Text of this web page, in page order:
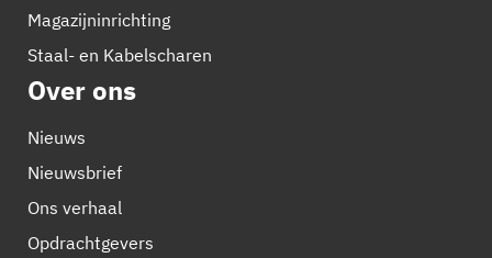
Magazijninrichting
Staal- en Kabelscharen
Over ons
Nieuws
Nieuwsbrief
Ons verhaal
Opdrachtgevers